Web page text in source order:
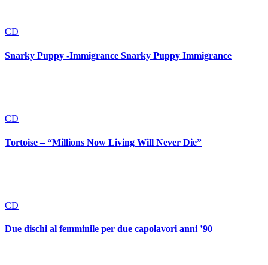
CD
Snarky Puppy -Immigrance Snarky Puppy Immigrance
CD
Tortoise – “Millions Now Living Will Never Die”
CD
Due dischi al femminile per due capolavori anni ’90